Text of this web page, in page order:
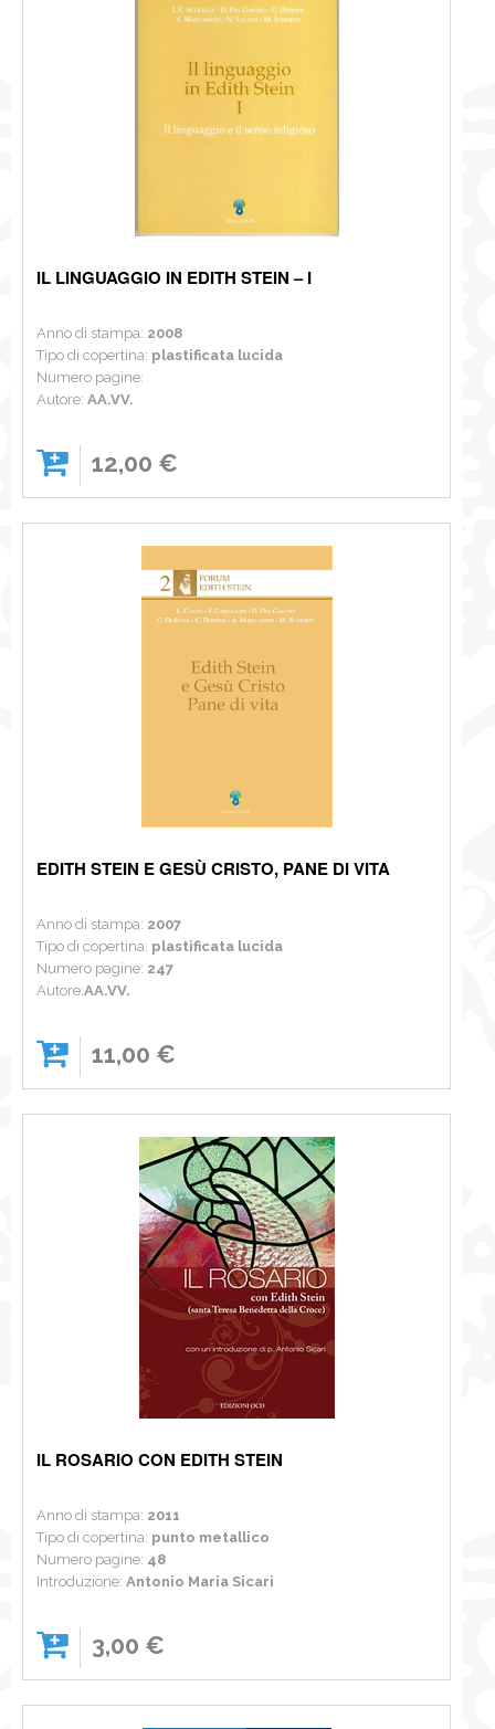
IL LINGUAGGIO IN EDITH STEIN – I
Anno di stampa: 2008
Tipo di copertina: plastificata lucida
Numero pagine:
Autore: AA.VV.
12,00 €
EDITH STEIN E GESÙ CRISTO, PANE DI VITA
Anno di stampa: 2007
Tipo di copertina: plastificata lucida
Numero pagine: 247
Autore:AA.VV.
11,00 €
IL ROSARIO CON EDITH STEIN
Anno di stampa: 2011
Tipo di copertina: punto metallico
Numero pagine: 48
Introduzione: Antonio Maria Sicari
3,00 €